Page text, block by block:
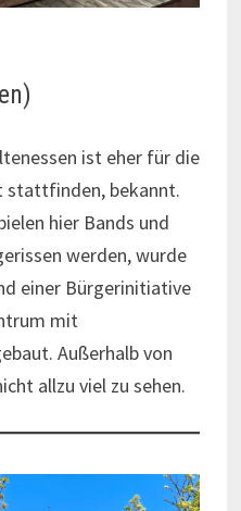
ist eher für die
stattfinden, bekannt.
hier Bands und
werden, wurde
einer Bürgerinitiative
mit
Außerhalb von
allzu viel zu sehen.